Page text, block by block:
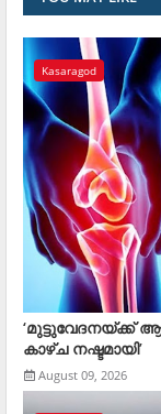
Kasaragod
‘മുട്ടുവേദനയ്ക്ക്
കാഴ്ച നഷ്ടമായി’
August 09, 2026